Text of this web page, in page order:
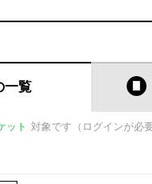
一覧
ット 対象です（ログインが必